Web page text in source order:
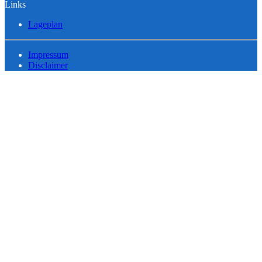
Links
Lageplan
Impressum
Disclaimer